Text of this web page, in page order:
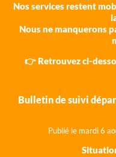
Nos services restent
Nous ne manquerons
👉 Retrouvez ci-
Bulletin de suivi
Publié le mardi 6